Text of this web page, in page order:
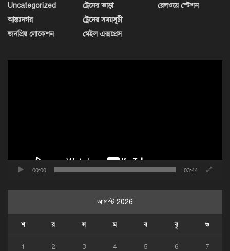
Uncategorized
আন্তঃনগর
জনপ্রিয় লোকেশন
ট্রেনের ভাড়া
ট্রেনের সময়সূচী
মেইল এক্সপ্রেস
রেলওয়ে স্টেশন
00:00 03:44
আগস্ট 2026
শ র স ম ব বৃ শু
1 2 3 4 5 6 7